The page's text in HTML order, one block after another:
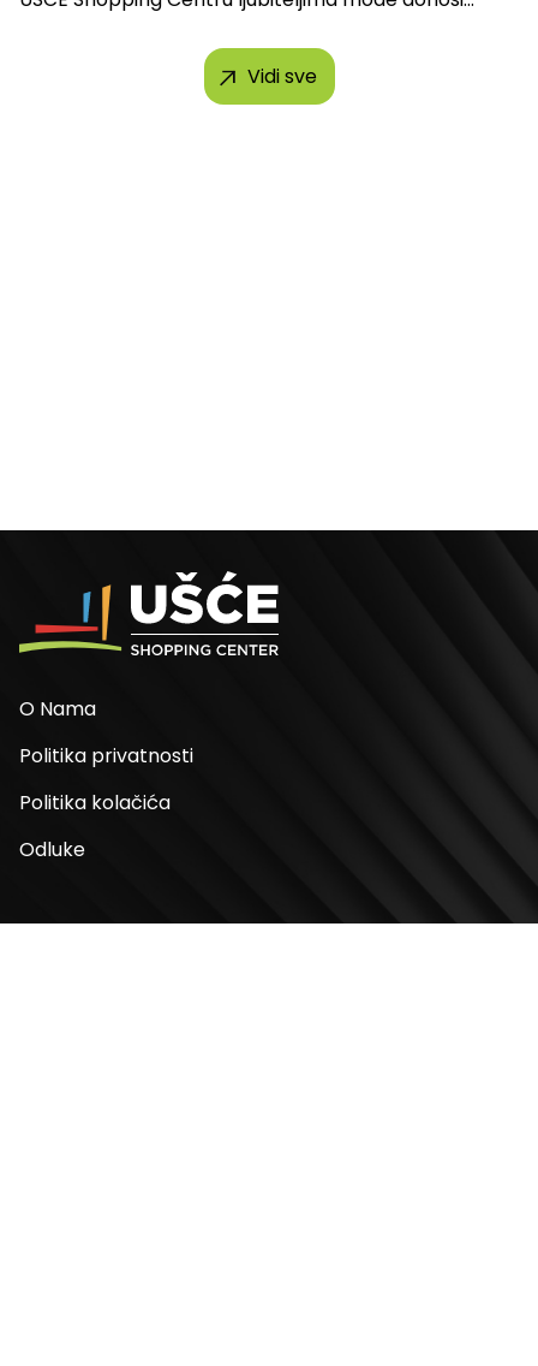
Vidi sve
O Nama
Politika privatnosti
Politika kolačića
Odluke
Adresa